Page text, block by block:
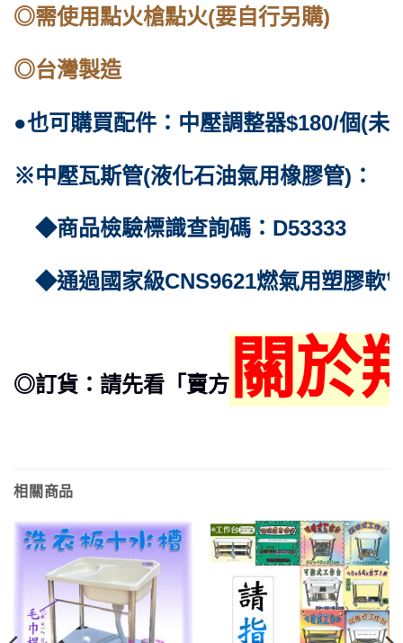
◎需使用點火槍點火(要自行另購)
◎台灣製造
●也可購買配件：中壓調整器$180/個(未
※中壓瓦斯管(液化石油氣用橡膠管)：
◆商品檢驗標識查詢碼：D53333
◆通過國家級CNS9621燃氣用塑膠軟
◎訂貨：請先看「賣方 關於
相關商品